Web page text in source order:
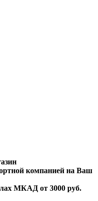
компанией на Ваш
МКАД от 3000 руб.